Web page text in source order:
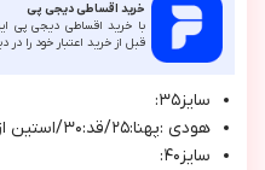
خرید اقساطی دیجی پی
با خرید اقساطی دیجی پی
قبل از خرید اعتبار خود را در
سايز٣٥:
هودي :پهنا:٢٥/قد:٣٠/استين ازسرشونه:٢٥/قدشلوار:٤٢
سايز٤٠: